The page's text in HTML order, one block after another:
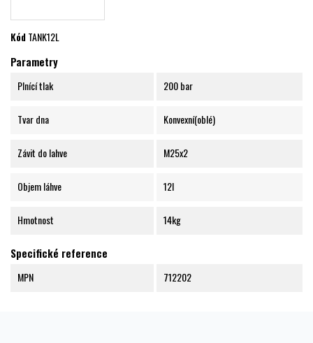
KódTANK12L
Parametry
Plnící tlak 200 bar
Tvar dna Konvexní(oblé)
Závit do lahve M25x2
Objem láhve 12l
Hmotnost 14kg
Specifické reference
MPN 712202